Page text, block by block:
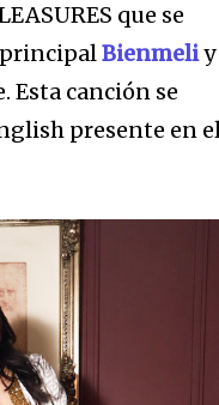
en nuestro sitio
que se
principalBienmeliy
Esta canción se
presente en